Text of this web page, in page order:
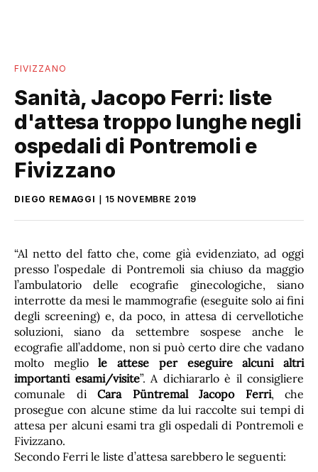
FIVIZZANO
Sanità, Jacopo Ferri: liste
d'attesa troppo lunghe negli
ospedali di Pontremoli e
Fivizzano
DIEGO REMAGGI 15 NOVEMBRE 2019
“Al netto del fatto che, come già evidenziato, ad oggi
presso l’ospedale di Pontremoli sia chiuso da maggio
l’ambulatorio delle ecografie ginecologiche, siano
interrotte da mesi le mammografie (eseguite solo ai fini
degli screening) e, da poco, in attesa di cervellotiche
soluzioni, siano da settembre sospese anche le
ecografie all’addome, non si può certo dire che vadano
molto megliole attese per eseguire alcuni altri
importanti esami/visite”. A dichiararlo è il consigliere
comunale di Cara Püntremal Jacopo Ferri, che
prosegue con alcune stime da lui raccolte sui tempi di
attesa per alcuni esami tra gli ospedali di Pontremoli e
Fivizzano.
Secondo Ferri le liste d’attesa sarebbero le seguenti: